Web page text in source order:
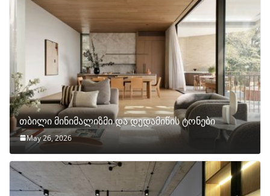
თბილი მინიმალიზმი და დედამიწის ტონები
May 26, 2026